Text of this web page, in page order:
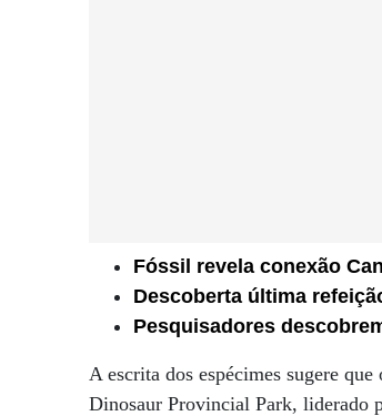
Fóssil revela conexão
Descoberta última
Pesquisadores
A escrita dos espécimes sugere
Dinosaur Provincial Park, liderado